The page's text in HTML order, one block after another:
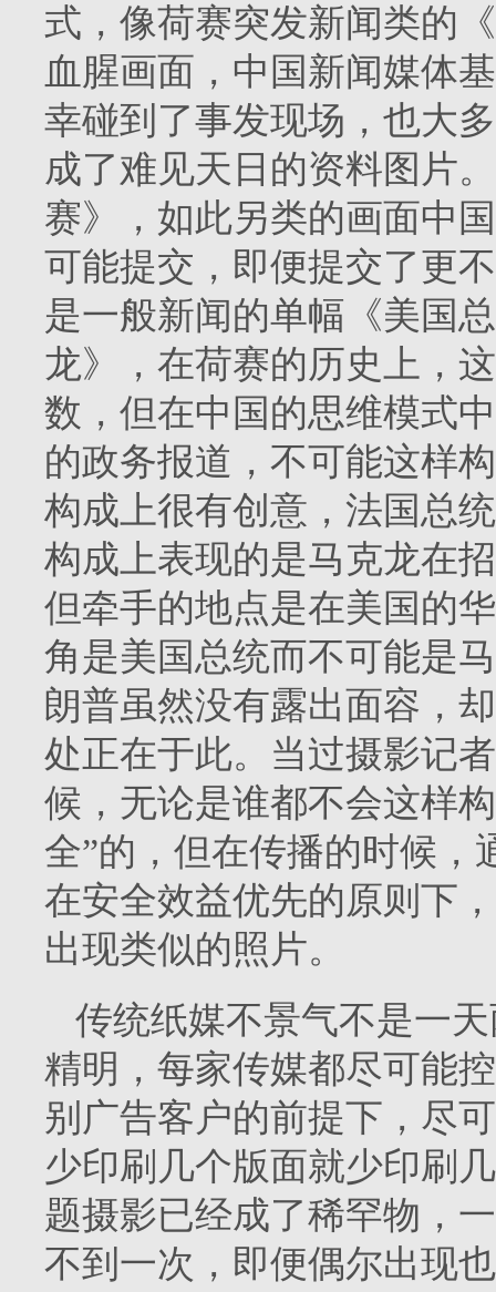
式，像荷赛突发新闻类的
血腥画面，中国新闻媒体
幸碰到了事发现场，也大
成了难见天日的资料图片
赛》，如此另类的画面中
可能提交，即便提交了更
是一般新闻的单幅《美国
龙》，在荷赛的历史上，
数，但在中国的思维模式
的政务报道，不可能这样
构成上很有创意，法国总
构成上表现的是马克龙在
但牵手的地点是在美国的
角是美国总统而不可能是
朗普虽然没有露出面容，
处正在于此。当过摄影记
候，无论是谁都不会这样
全”的，但在传播的时候，
在安全效益优先的原则下
出现类似的照片。
传统纸媒不景气不是一
精明，每家传媒都尽可能
别广告客户的前提下，尽
少印刷几个版面就少印刷
题摄影已经成了稀罕物，
不到一次，即便偶尔出现